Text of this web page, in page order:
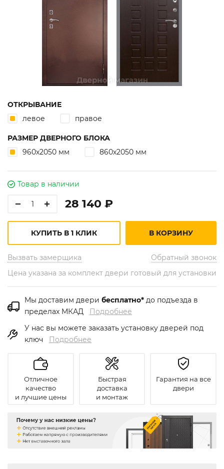
ОТКРЫВАНИЕ
левое
правое
РАЗМЕР ДВЕРНОГО БЛОКА
960х2050 мм
860х2050 мм
Товар в наличии
28 140 ₽
Вызвать замерщика Обратный звонок
КУПИТЬ В 1 КЛИК В КОРЗИНУ
Цена указана за комплект двери готовый для установки
Мы доставим двери бесплатно* до подъезда в
пределах МКАД Подробнее
У нас вы можете заказать установку дверей под
ключ Подробнее
Отличное
качество
и лучшие цены
Быстрая
доставка
и монтаж
Гарантия на все
двери